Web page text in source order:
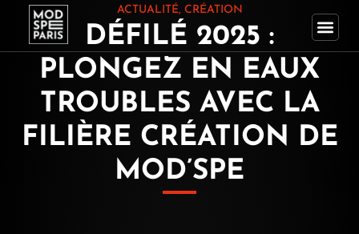
contenu
ACTUALITÉ, CRÉATION
DÉFILÉ 2025 :
PLONGEZ EN EAUX
TROUBLES AVEC LA
FILIÈRE CRÉATION DE
MOD’SPE